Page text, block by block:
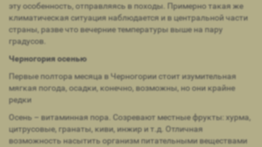
эту особенность, отправляясь в походы. Примерно такая же
климатическая ситуация наблюдается и в центральной части
страны, разве что вечерние температуры выше на пару
градусов.
Черногория осенью
Первые полтора месяца в Черногории стоит изумительная
мягкая погода, осадки, конечно, возможны, но они крайне
редки
Осень – витаминная пора. Созревают местные фрукты: хурма,
цитрусовые, гранаты, киви, инжир и т.д. Отличная
возможность насытить организм питательными веществами